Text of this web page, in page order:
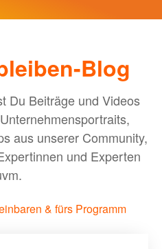
Blog
Du Beiträge und Videos
aus unserer Community,
und Experten